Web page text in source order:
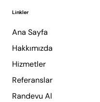
Linkler
Ana Sayfa
Hakkımızda
Hizmetler
Referanslar
Randevu Al